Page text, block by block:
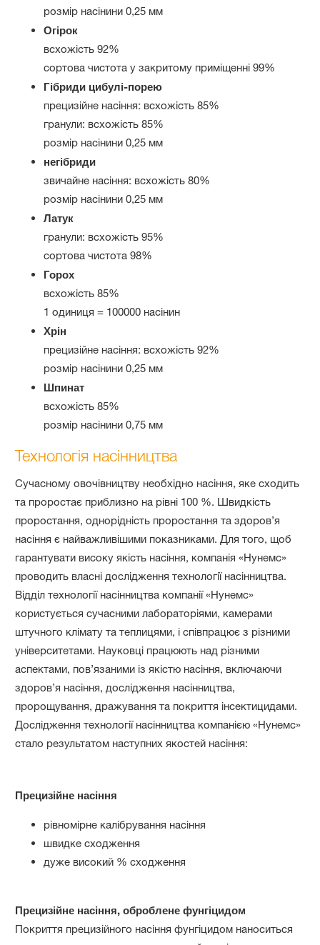
розмір насінини 0,25 мм
Огірок
всхожість 92%
сортова чистота у закритому приміщенні 99%
Гібриди цибулі-порею
прецизійне насіння: всхожість 85%
гранули: всхожість 85%
розмір насінини 0,25 мм
негібриди
звичайне насіння: всхожість 80%
розмір насінини 0,25 мм
Латук
гранули: всхожість 95%
сортова чистота 98%
Горох
всхожість 85%
1 одиниця = 100000 насінин
Хрін
прецизійне насіння: всхожість 92%
розмір насінини 0,25 мм
Шпинат
всхожість 85%
розмір насінини 0,75 мм
Технологія насінництва
Сучасному овочівництву необхідно насіння, яке сходить
та проростає приблизно на рівні 100 %. Швидкість
проростання, однорідність проростання та здоров’я
насіння є найважливішими показниками. Для того, щоб
гарантувати високу якість насіння, компанія «Нунемс»
проводить власні дослідження технології насінництва.
Відділ технології насінництва компанії «Нунемс»
користується сучасними лабораторіями, камерами
штучного клімату та теплицями, і співпрацює з різними
університетами. Науковці працюють над різними
аспектами, пов’язаними із якістю насіння, включаючи
здоров’я насіння, дослідження насінництва,
пророщування, дражування та покриття інсектицидами.
Дослідження технології насінництва компанією «Нунемс»
стало результатом наступних якостей насіння:
Прецизійне насіння
рівномірне калібрування насіння
швидке сходження
дуже високий % сходження
Прецизійне насіння, оброблене фунгіцидом
Покриття прецизійного насіння фунгіцидом наноситься